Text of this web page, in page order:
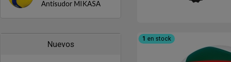
Antisudor MIKASA
Nuevos
1 en stock